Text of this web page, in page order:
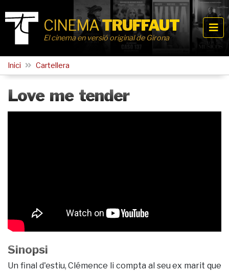
CINEMATRUFFAUT
El cinema en versió original de Girona
Inici Cartellera
Love me tender
Sinopsi
Un final d'estiu, Clémence li compta al seu ex marit que